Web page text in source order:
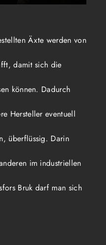
Äxte werden von
damit sich die
können. Dadurch
Hersteller eventuell
überflüssig. Darin
im industriellen
Bruk darf man sich